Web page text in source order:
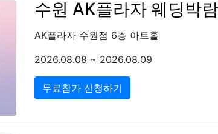
수원 AK플라자 웨딩박
AK플라자 수원점 6층 아트홀
2026.08.08 ~ 2026.08.09
무료참가 신청하기